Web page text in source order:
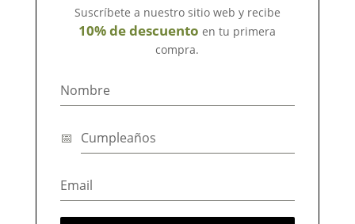
Suscríbete a nuestro sitio web y recibe
10% de descuento en tu primera
compra.